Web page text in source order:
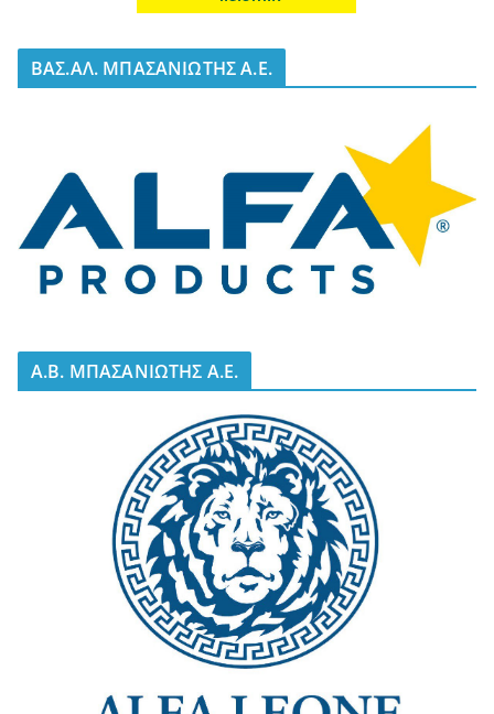
BΑΣ.ΑΛ. ΜΠΑΣΑΝΙΩΤΗΣ Α.Ε.
A.B. ΜΠΑΣΑΝΙΩΤΗΣ Α.Ε.